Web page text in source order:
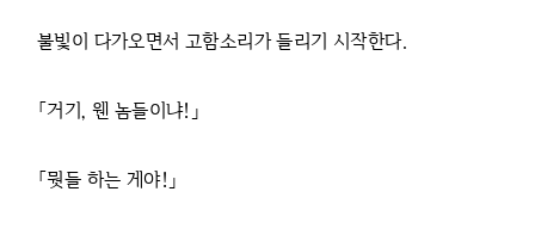
불빛이 다가오면서 고함소리가 들리기 시작한다.
「거기, 웬 놈들이냐!」
「뭣들 하는 게야!」